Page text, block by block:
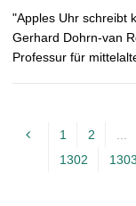
"Apples Uhr schreibt
Gerhard Dohrn-van
Professur für
1 2 ...
1302 1303